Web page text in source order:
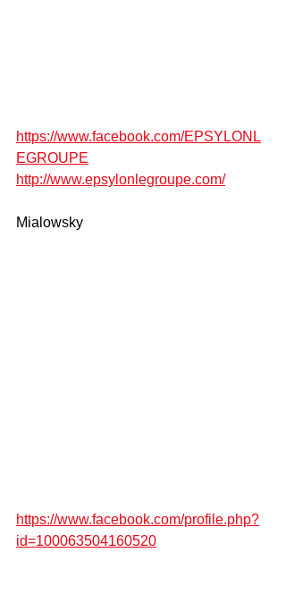
https://www.facebook.com/EPSYLONL
EGROUPE
http://www.epsylonlegroupe.com/
Mialowsky
https://www.facebook.com/profile.php?
id=100063504160520